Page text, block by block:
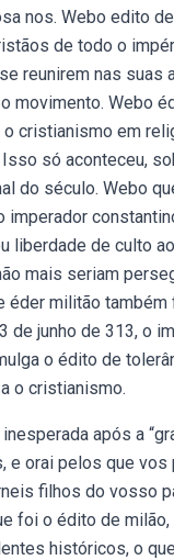
nos. Webo edito
de todo o
reunirem nas suas
movimento. Webo
o cristianismo em
só aconteceu,
do século. Webo
imperador
liberdade de culto
mais seriam
éder militão
de junho de 313, o
o édito de
o cristianismo.
após a
e orai pelos que vos
filhos do vosso
foi o édito de
históricos, o